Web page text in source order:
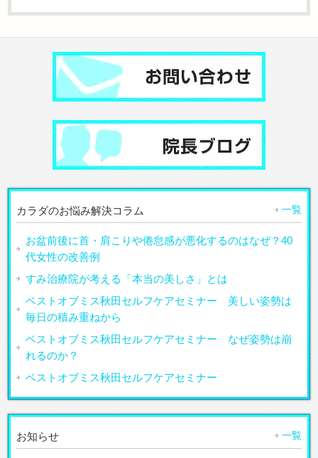
カラダのお悩み解決コラム 一覧
お盆前後に首・肩こりや倦怠感が悪化するのはなぜ？40
代女性の改善例
すみ治療院が考える「本当の美しさ」とは
ベストオブミス秋田セルフケアセミナー 美しい姿勢は
毎日の積み重ねから
ベストオブミス秋田セルフケアセミナー なぜ姿勢は崩
れるのか？
ベストオブミス秋田セルフケアセミナー
お知らせ 一覧